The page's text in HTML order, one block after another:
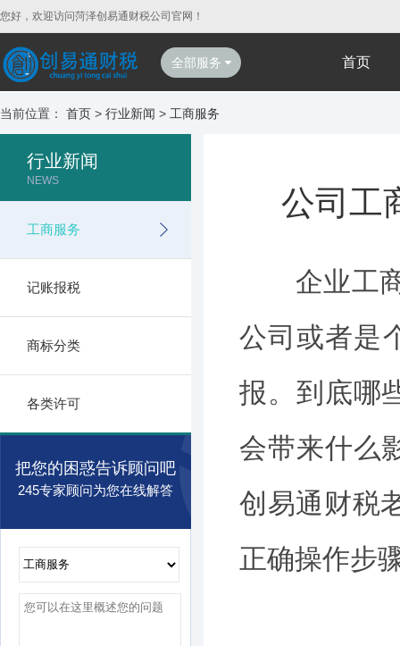
您好，欢迎访问菏泽创易通财税公司官网！
全部服务 首页
当前位置： 首页 > 行业新闻 > 工商服务
行业新闻
NEWS
工商服务
记账报税
商标分类
各类许可
把您的困惑告诉顾问吧
245专家顾问为您在线解答
公司工
企业工商
公司或者是
报。到底哪
会带来什么
创易通财税
正确操作步